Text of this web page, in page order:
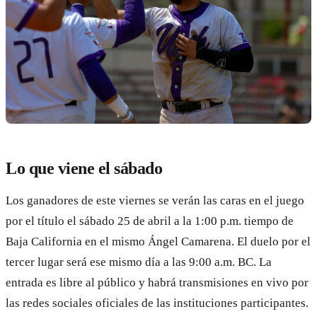
Lo que viene el sábado
Los ganadores de este viernes se verán las caras en el juego
por el título el sábado 25 de abril a la 1:00 p.m. tiempo de
Baja California en el mismo Ángel Camarena. El duelo por el
tercer lugar será ese mismo día a las 9:00 a.m. BC. La
entrada es libre al público y habrá transmisiones en vivo por
las redes sociales oficiales de las instituciones participantes.